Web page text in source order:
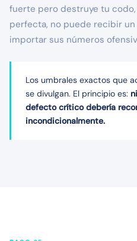
fuerte pero destruye tu
perfecta, no puede recibir
importar sus números
Los umbrales exactos que
se divulgan. El principio es:
defecto crítico debería
incondicionalmente.